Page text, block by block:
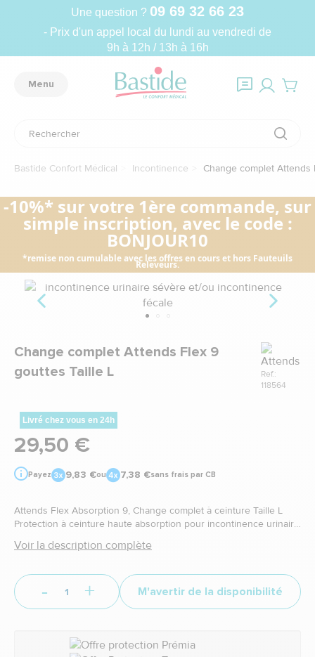
Une question ? 09 69 32 66 23
- Prix d'un appel local du lundi au vendredi de
9h à 12h / 13h à 16h
Menu
Bastide Confort Médical Incontinence Change complet Attends
-10%* sur votre 1ère commande, sur
simple inscription, avec le code :
BONJOUR10
*remise non cumulable avec les offres en cours et hors Fauteuils
Releveurs.
Change complet Attends Flex 9
gouttes Taille L
Marque
Ref.:
118564
Livré chez vous en 24h
29,50 €
Payez 9,83 €ou 7,38 €sans frais par CB
Attends Flex Absorption 9, Change complet à ceinture Taille L
Protection à ceinture haute absorption pour incontinence urinaire
Voir la description complète
- + M'avertir de la disponibilité